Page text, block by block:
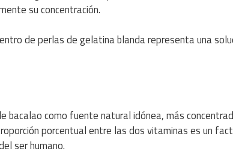
su concentración.
de perlas de gelatina blanda representa una
bacalao como fuente natural idónea, más
porcentual entre las dos vitaminas es un
ser humano.